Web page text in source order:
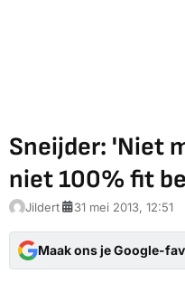
Sneijder: 'Niet
niet 100% fit
Jildert 31 mei 2013, 12:51
Maak ons je Google-